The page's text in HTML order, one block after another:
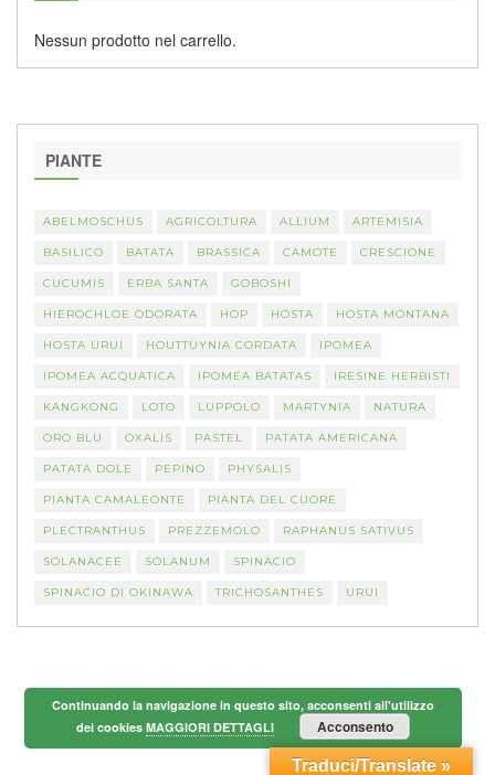
Nessun prodotto nel carrello.
PIANTE
ABELMOSCHUS AGRICOLTURA ALLIUM ARTEMISIA
BASILICO BATATA BRASSICA CAMOTE CRESCIONE
CUCUMIS ERBA SANTA GOBOSHI
HIEROCHLOE ODORATA HOP HOSTA HOSTA MONTANA
HOSTA URUI HOUTTUYNIA CORDATA IPOMEA
IPOMEA ACQUATICA IPOMEA BATATAS IRESINE HERBISTI
KANGKONG LOTO LUPPOLO MARTYNIA NATURA
ORO BLU OXALIS PASTEL PATATA AMERICANA
PATATA DOLE PEPINO PHYSALIS
PIANTA CAMALEONTE PIANTA DEL CUORE
PLECTRANTHUS PREZZEMOLO RAPHANUS SATIVUS
SOLANACEE SOLANUM SPINACIO
SPINACIO DI OKINAWA TRICHOSANTHES URUI
Traduci/Translate »
Continuando la navigazione in questo sito, acconsenti all'utilizzo
dei cookiesMAGGIORI DETTAGLI Acconsento